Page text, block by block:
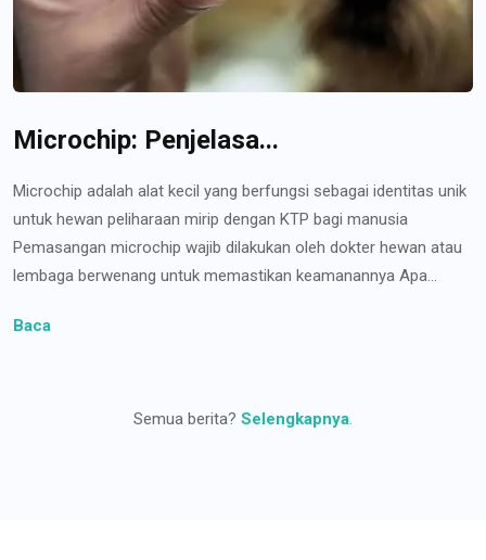
Microchip: Penjelasa...
Microchip adalah alat kecil yang berfungsi sebagai identitas unik
untuk hewan peliharaan mirip dengan KTP bagi manusia
Pemasangan microchip wajib dilakukan oleh dokter hewan atau
lembaga berwenang untuk memastikan keamanannya Apa...
Baca
Semua berita? Selengkapnya